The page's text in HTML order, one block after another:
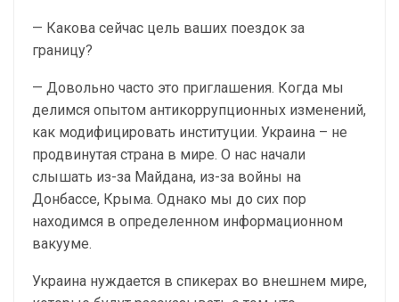
— Какова сейчас цель ваших поездок за
границу?
— Довольно часто это приглашения. Когда мы
делимся опытом антикоррупционных изменений,
как модифицировать институции. Украина – не
продвинутая страна в мире. О нас начали
слышать из-за Майдана, из-за войны на
Донбассе, Крыма. Однако мы до сих пор
находимся в определенном информационном
вакууме.
Украина нуждается в спикерах во внешнем мире,